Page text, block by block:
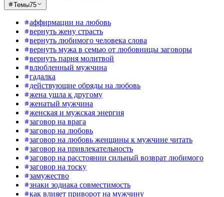
Темы75
аффирмации на любовь
вернуть жену страсть
вернуть любимого человека слова
вернуть мужа в семью от любовницы заговоры
вернуть парня молитвой
влюбленный мужчина
гадалка
действующие обряды на любовь
жена ушла к другому
женатый мужчина
женская и мужская энергия
заговор на врага
заговор на любовь
заговор на любовь женщины к мужчине читать
заговор на привлекательность
заговор на расстоянии сильный возврат любимого
заговор на тоску
замужество
знаки зодиака совместимость
как влияет приворот на мужчину